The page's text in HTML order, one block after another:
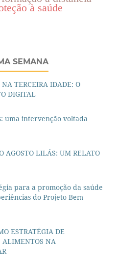
à saúde
SEMANA
TERCEIRA IDADE: O
DIGITAL
uma intervenção voltada
AGOSTO LILÁS: UM RELATO
para a promoção da saúde
do Projeto Bem
ESTRATÉGIA DE
ALIMENTOS NA